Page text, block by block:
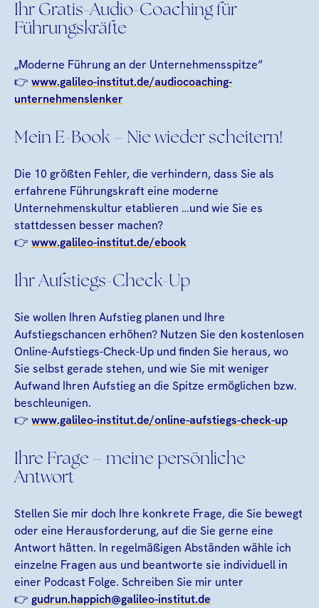
Ihr Gratis-Audio-Coaching für
Führungskräfte
„Moderne Führung an der Unternehmensspitze“
👉 www.galileo-institut.de/audiocoaching-
unternehmenslenker
Mein E-Book – Nie wieder scheitern!
Die 10 größten Fehler, die verhindern, dass Sie als
erfahrene Führungskraft eine moderne
Unternehmenskultur etablieren …und wie Sie es
stattdessen besser machen?
👉 www.galileo-institut.de/ebook
Ihr Aufstiegs-Check-Up
Sie wollen Ihren Aufstieg planen und Ihre
Aufstiegschancen erhöhen? Nutzen Sie den kostenlosen
Online-Aufstiegs-Check-Up und finden Sie heraus, wo
Sie selbst gerade stehen, und wie Sie mit weniger
Aufwand Ihren Aufstieg an die Spitze ermöglichen bzw.
beschleunigen.
👉 www.galileo-institut.de/online-aufstiegs-check-up
Ihre Frage – meine persönliche
Antwort
Stellen Sie mir doch Ihre konkrete Frage, die Sie bewegt
oder eine Herausforderung, auf die Sie gerne eine
Antwort hätten. In regelmäßigen Abständen wähle ich
einzelne Fragen aus und beantworte sie individuell in
einer Podcast Folge. Schreiben Sie mir unter
👉 gudrun.happich@galileo-institut.de